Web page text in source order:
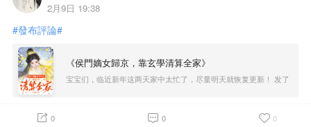
2月9日 19:38
#發布評論#
《侯門嫡女歸京，靠玄學清算全家》
宝宝们，临近新年这两天家中太忙了，尽量明天就恢复更新！ 发了
0 0 0